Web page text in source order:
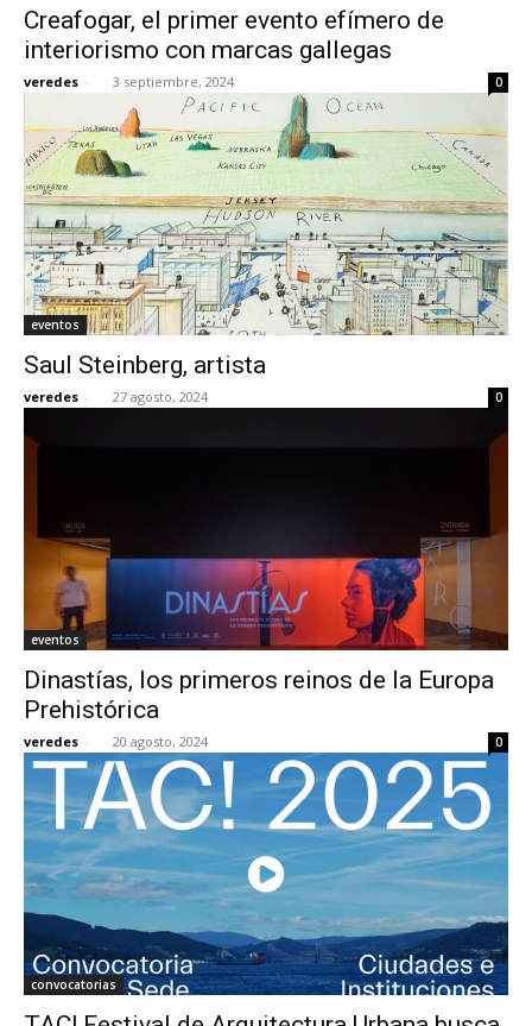
Creafogar, el primer evento efímero de
interiorismo con marcas gallegas
veredes - 3 septiembre, 2024 0
eventos
Saul Steinberg, artista
veredes - 27 agosto, 2024 0
eventos
Dinastías, los primeros reinos de la Europa
Prehistórica
veredes - 20 agosto, 2024 0
convocatorias